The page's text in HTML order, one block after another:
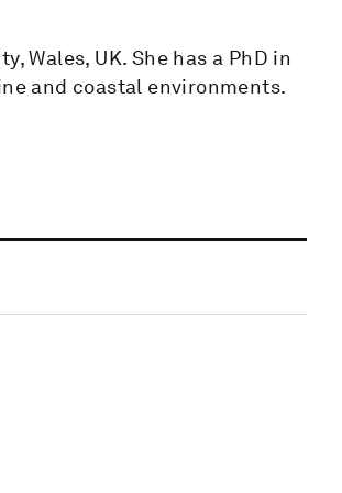
Wales, UK. She has a PhD in
and coastal environments.